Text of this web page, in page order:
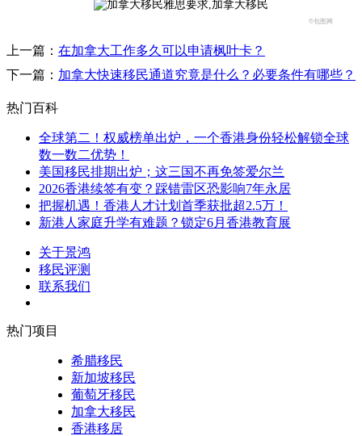
©包图网
上一篇： 在加拿大工作多久可以申请枫叶卡？
下一篇： 加拿大快速移民通道究竟是什么？必要条件有哪些？
热门百科
全球第二！权威榜单出炉，一个香港身份轻松解锁全球
数一数二优势！
美国移民排期出炉；这三国不再免签爱尔兰
2026香港续签有变？踩错雷区恐影响7年永居
把握机遇！香港人才计划首季获批超2.5万！
新港人家庭升学有难题？锁定6月香港教育展
关于景鸿
移民评测
联系我们
热门项目
希腊移民
新加坡移民
葡萄牙移民
加拿大移民
香港移居